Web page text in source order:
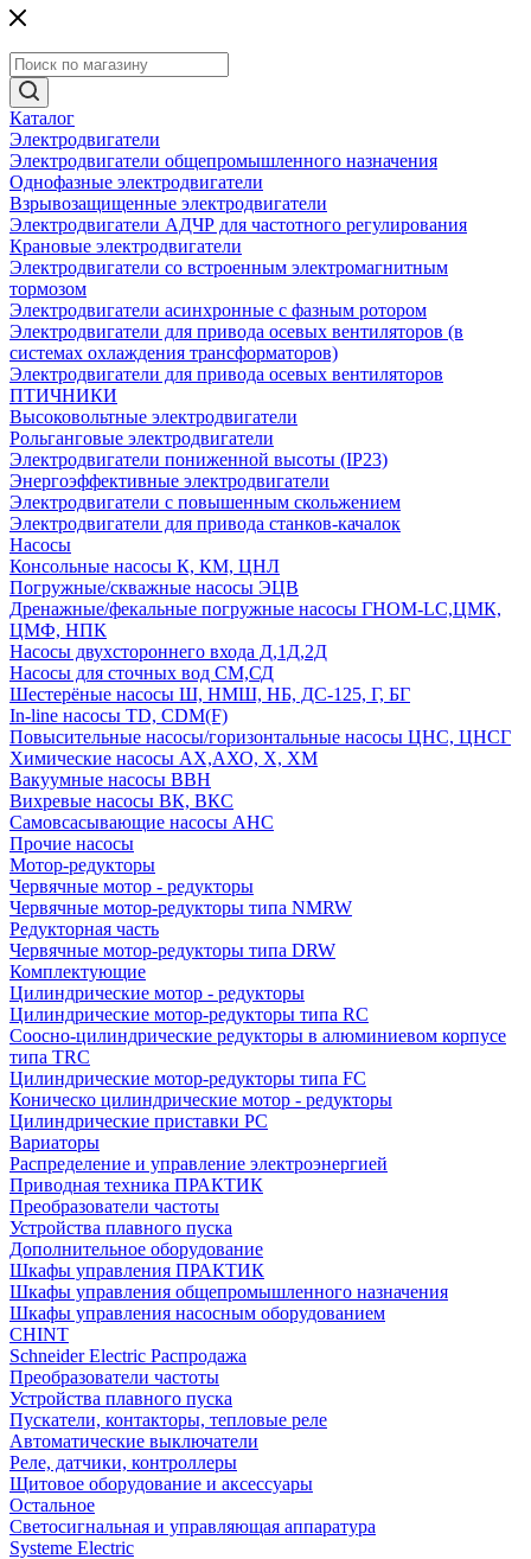
Каталог
Электродвигатели
Электродвигатели общепромышленного назначения
Однофазные электродвигатели
Взрывозащищенные электродвигатели
Электродвигатели АДЧР для частотного регулирования
Крановые электродвигатели
Электродвигатели со встроенным электромагнитным
тормозом
Электродвигатели асинхронные с фазным ротором
Электродвигатели для привода осевых вентиляторов (в
системах охлаждения трансформаторов)
Электродвигатели для привода осевых вентиляторов
ПТИЧНИКИ
Высоковольтные электродвигатели
Рольганговые электродвигатели
Электродвигатели пониженной высоты (IP23)
Энергоэффективные электродвигатели
Электродвигатели с повышенным скольжением
Электродвигатели для привода станков-качалок
Насосы
Консольные насосы К, КМ, ЦНЛ
Погружные/скважные насосы ЭЦВ
Дренажные/фекальные погружные насосы ГНОМ-LC,ЦМК,
ЦМФ, НПК
Насосы двухстороннего входа Д,1Д,2Д
Насосы для сточных вод СМ,СД
Шестерёные насосы Ш, НМШ, НБ, ДС-125, Г, БГ
In-line насосы TD, CDM(F)
Повысительные насосы/горизонтальные насосы ЦНС, ЦНСГ
Химические насосы АХ,АХО, Х, ХМ
Вакуумные насосы ВВН
Вихревые насосы ВК, ВКС
Самовсасывающие насосы АНС
Прочие насосы
Мотор-редукторы
Червячные мотор - редукторы
Червячные мотор-редукторы типа NMRW
Редукторная часть
Червячные мотор-редукторы типа DRW
Комплектующие
Цилиндрические мотор - редукторы
Цилиндрические мотор-редукторы типа RC
Соосно-цилиндрические редукторы в алюминиевом корпусе
типа TRC
Цилиндрические мотор-редукторы типа FC
Коническо цилиндрические мотор - редукторы
Цилиндрические приставки PC
Вариаторы
Распределение и управление электроэнергией
Приводная техника ПРАКТИК
Преобразователи частоты
Устройства плавного пуска
Дополнительное оборудование
Шкафы управления ПРАКТИК
Шкафы управления общепромышленного назначения
Шкафы управления насосным оборудованием
CHINT
Schneider Electric Распродажа
Преобразователи частоты
Устройства плавного пуска
Пускатели, контакторы, тепловые реле
Автоматические выключатели
Реле, датчики, контроллеры
Щитовое оборудование и аксессуары
Остальное
Светосигнальная и управляющая аппаратура
Systeme Electric